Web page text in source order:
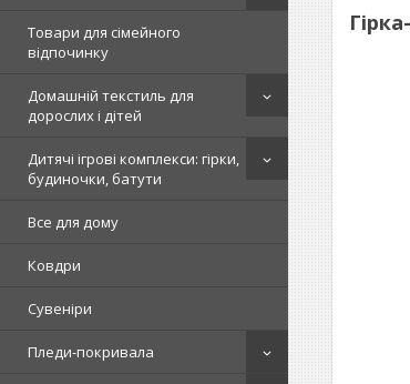
Товари для сімейного
відпочинку
Домашній текстиль для
дорослих і дітей
Дитячі ігрові комплекси: гірки,
будиночки, батути
Все для дому
Ковдри
Сувеніри
Пледи-покривала